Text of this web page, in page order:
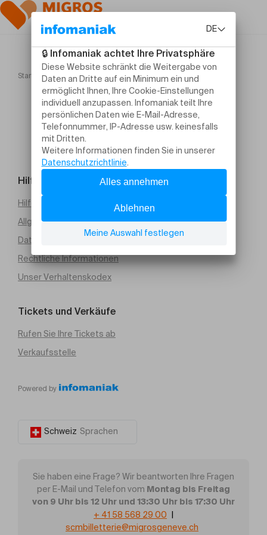
Startseite BACH, Komm, Jesu, Komm
Hilfe und Kontakt
Hilfe erforderlich
Allgemeine Verkaufsbedingungen (PDF)
Datenschutz
Rechtliche Informationen
Unser Verhaltenskodex
Tickets und Verkäufe
Rufen Sie Ihre Tickets ab
Verkaufsstelle
Powered by
Schweiz Sprachen
Sie haben eine Frage? Wir beantworten Ihre Fragen
per E-Mail und Telefon vom Montag bis Freitag
von 9 Uhr bis 12 Uhr und 13:30 Uhr bis 17:30 Uhr
+ 41 58 568 29 00
scmbilletterie@migrosgeneve.ch